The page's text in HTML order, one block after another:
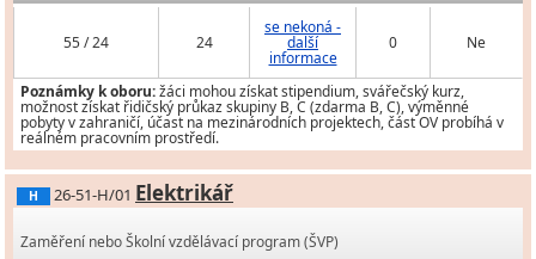
55 / 24 24
se nekoná -
další
informace
0 Ne
Poznámky k oboru:žáci mohou získat stipendium, svářečský kurz,
možnost získat řidičský průkaz skupiny B, C (zdarma B, C), výměnné
pobyty v zahraničí, účast na mezinárodních projektech, část OV probíhá v
reálném pracovním prostředí.
H 26-51-H/01 Elektrikář
Zaměření nebo Školní vzdělávací program (ŠVP)